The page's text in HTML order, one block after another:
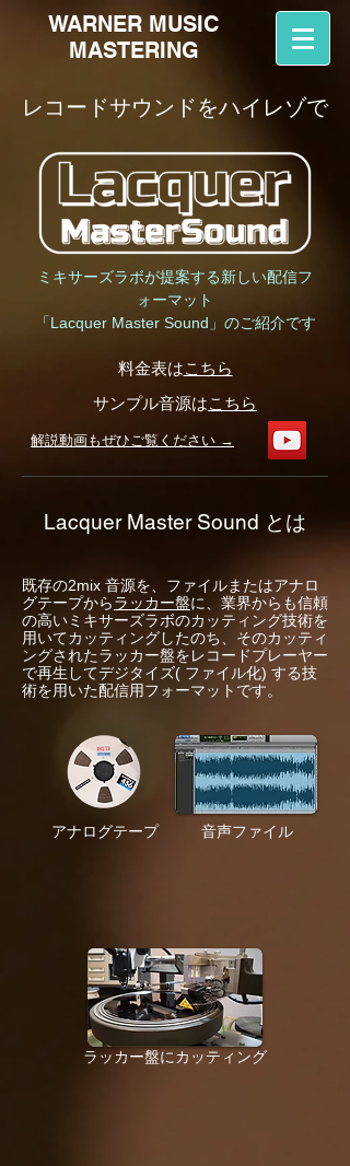
WARNER MUSIC
MASTERING
​レコードサウンドをハイレゾで
ミキサーズラボが提案する新しい配信フ
ォーマット
「Lacquer Master Sound」のご紹介です
料金表はこちら
サンプル音源はこちら
解説動画もぜひご覧ください →
Lacquer Master Sound とは
既存の2mix 音源を、ファイルまたはアナロ
グテープからラッカー盤に、業界からも信頼
の高いミキサーズラボのカッティング技術を
用いてカッティングしたのち、そのカッティ
ングされたラッカー盤をレコードプレーヤー
で再生してデジタイズ( ファイル化) する技
術を用いた配信用フォーマットです。
​アナログテープ 音声ファイル
ラッカー盤にカッティング